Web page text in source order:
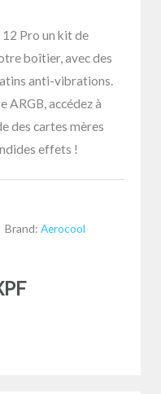
Pro un kit de
boîtier, avec des
anti-vibrations.
ARGB, accédez à
des cartes mères
effets !
Brand: Aerocool